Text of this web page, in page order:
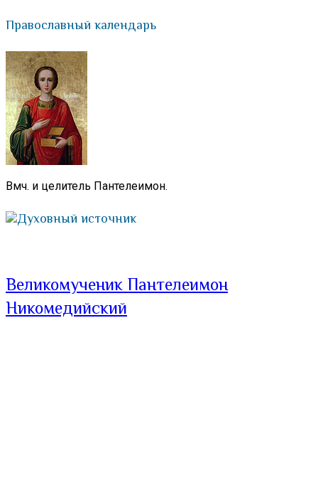
Православный календарь
Вмч. и целитель Пантелеимон.
Духовный источник
Великомученик Пантелеимон
Никомедийский